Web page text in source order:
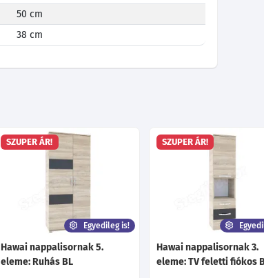
50 cm
38 cm
SZUPER ÁR!
Egyedileg is!
Hawai nappalisornak 5.
eleme: Ruhás BL
SZUPER ÁR!
Hawai nappalisornak 3.
eleme: TV feletti fiókos